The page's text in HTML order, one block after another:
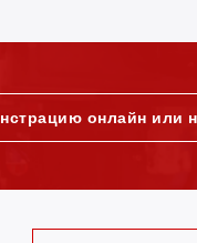
онлайн или